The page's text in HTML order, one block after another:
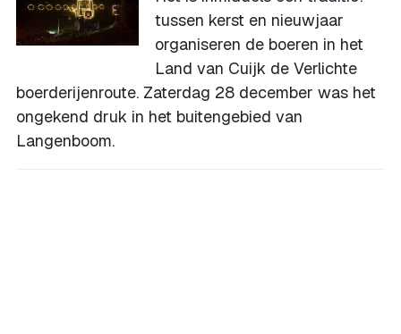
tussen kerst en nieuwjaar
organiseren de boeren in het
Land van Cuijk de Verlichte
boerderijenroute. Zaterdag 28 december was het
ongekend druk in het buitengebied van
Langenboom.